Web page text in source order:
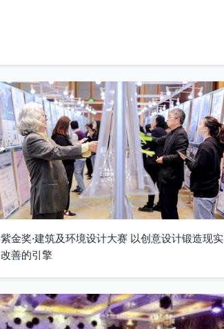
紫金奖·建筑及环境设计大赛 以创意设计锻造现实
改善的引擎